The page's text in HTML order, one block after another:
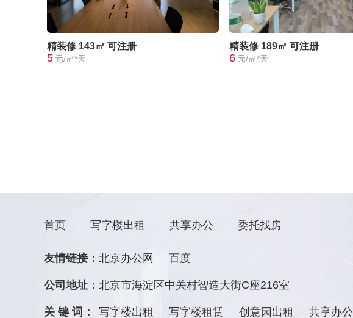
精装修 143㎡ 可注册
5 元/㎡*天
精装修 189㎡ 可注册
6 元/㎡*天
首页 写字楼出租 共享办公 委托找房
友情链接： 北京办公网 百度
公司地址： 北京市海淀区中关村智造大街C座216室
关 键 词： 写字楼出租 写字楼租赁 创意园出租 共享办公